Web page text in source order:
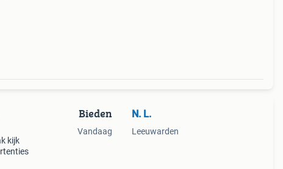
kijk
Bieden
Vandaag
N. L.
Leeuwarden